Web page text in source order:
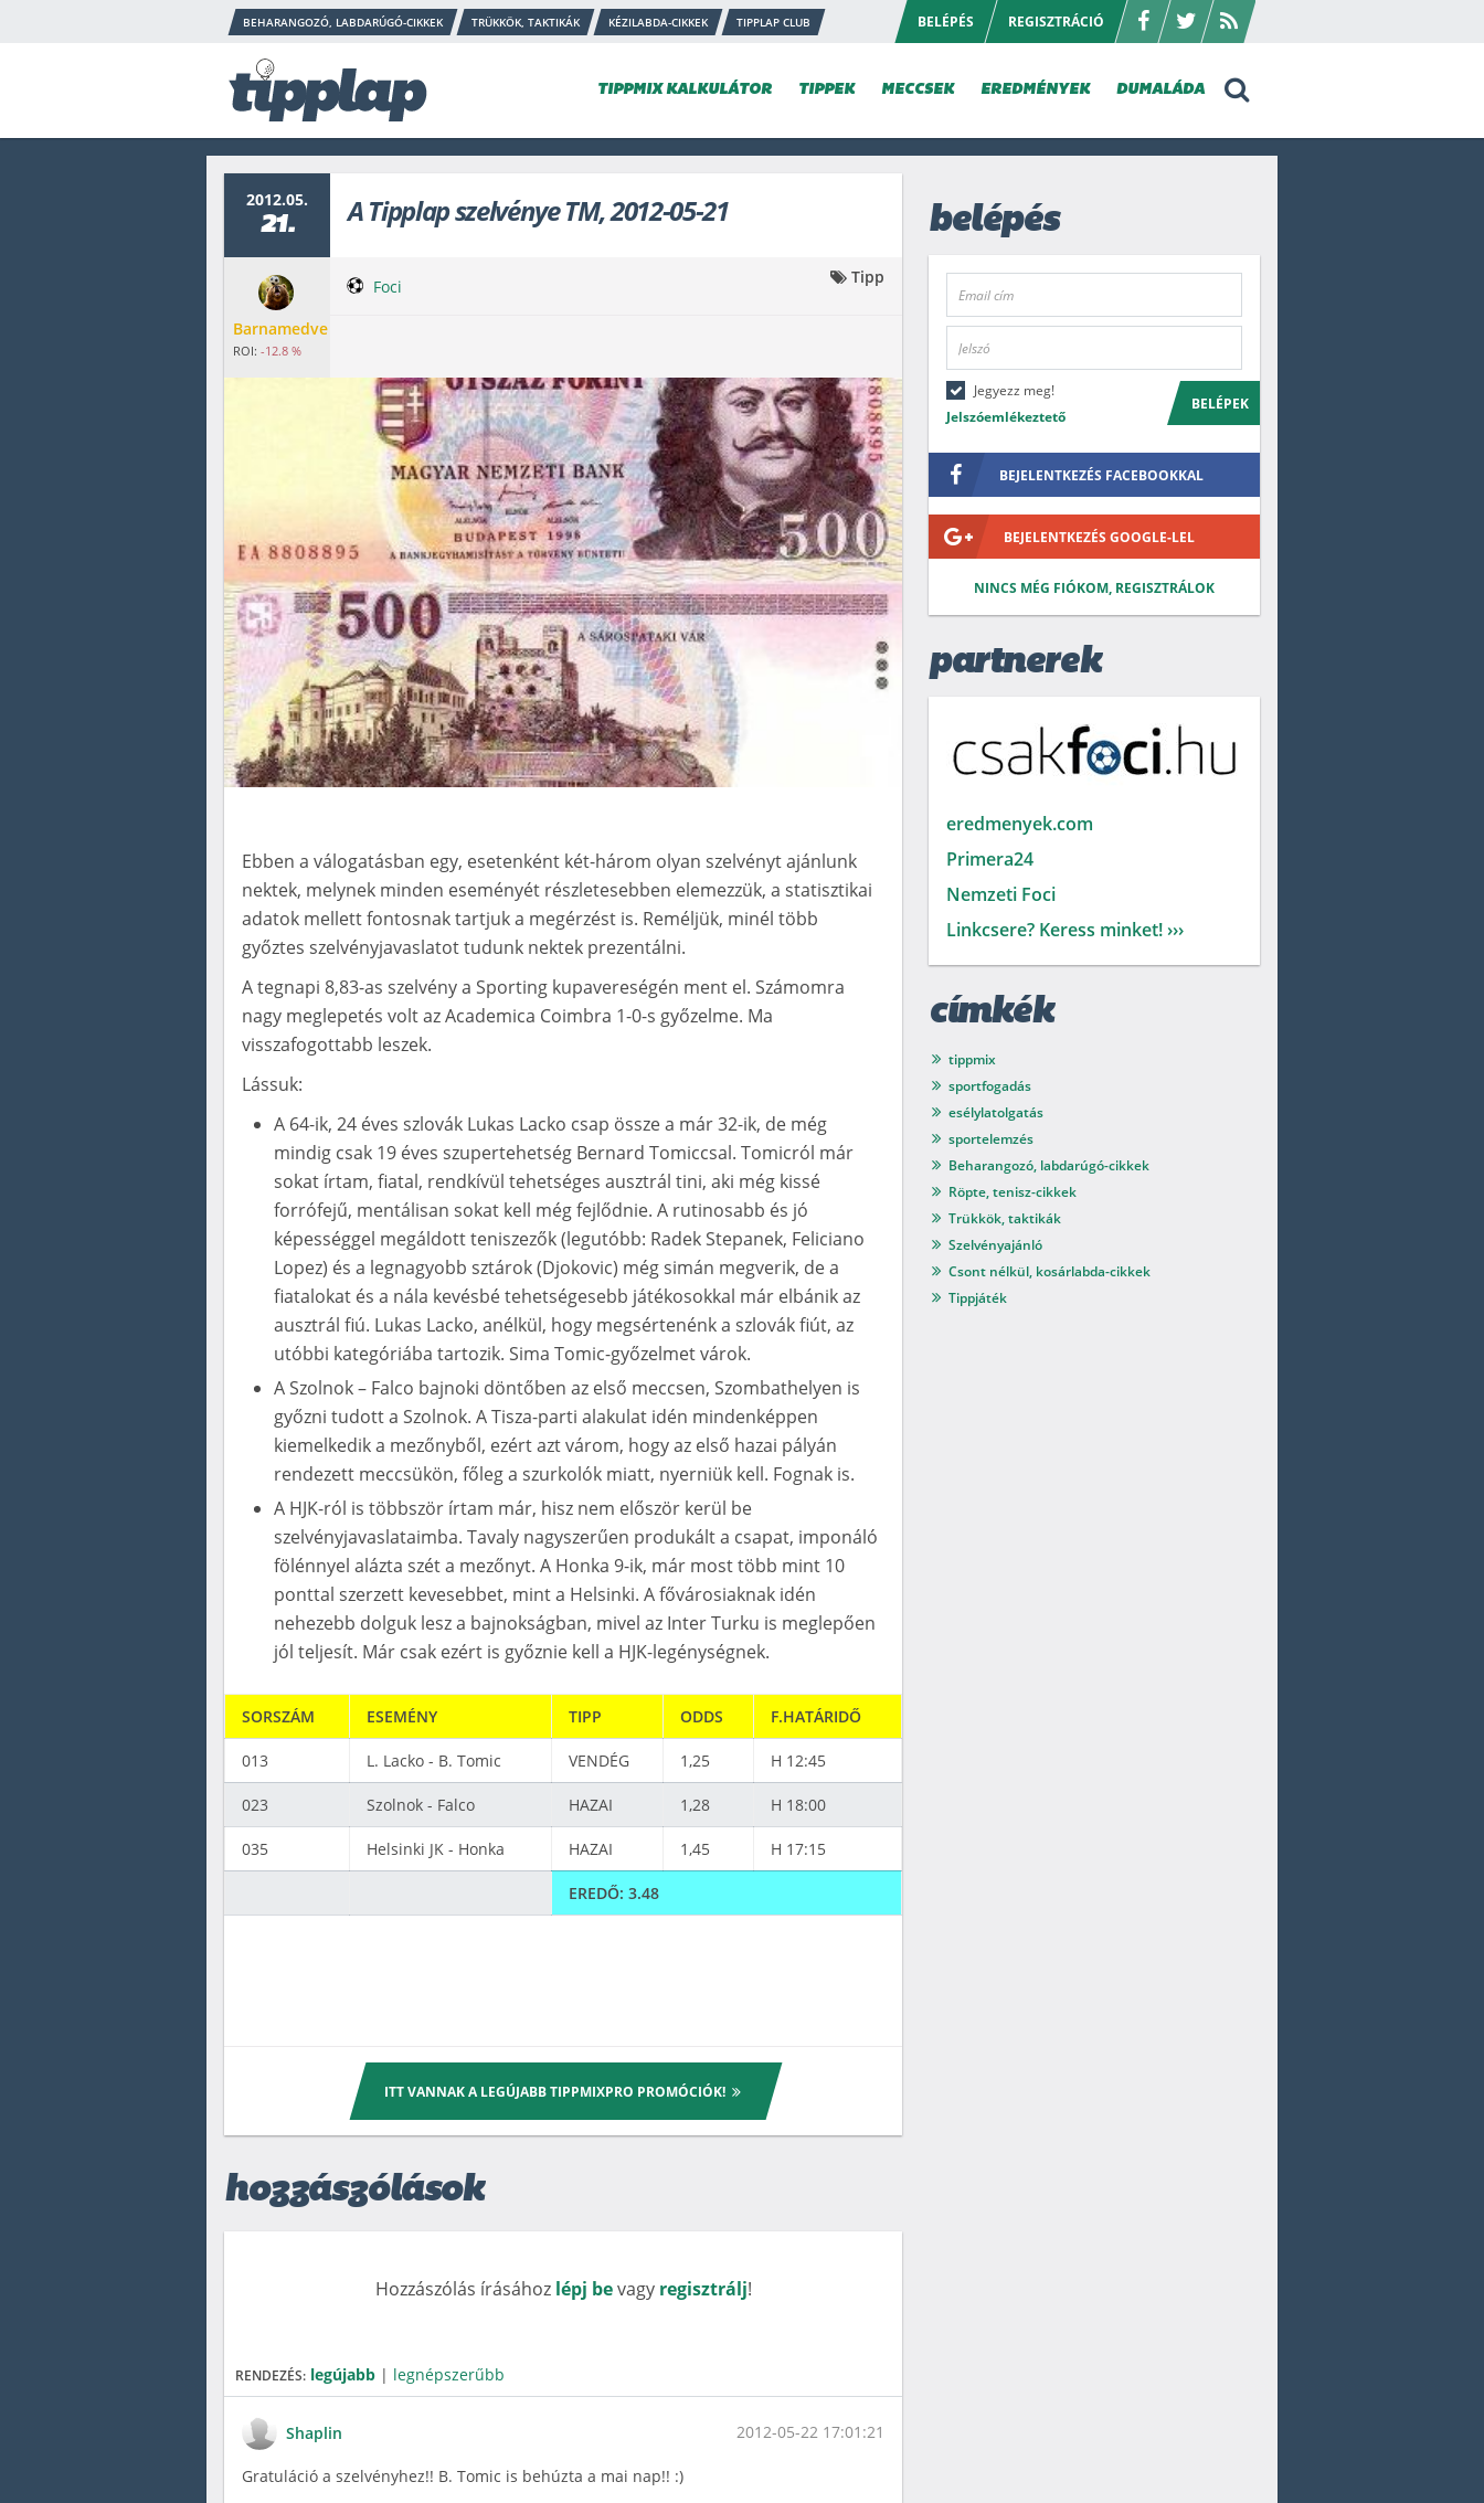
BEHARANGOZÓ, LABDARÚGÓ-CIKKEK TRÜKKÖK, TAKTIKÁK KÉZILABDA-CIKKEK TIPPLAP CLUB BELÉPÉS REGISZTRÁCIÓ
TIPPMIX KALKULÁTOR TIPPEK MECCSEK EREDMÉNYEK DUMALÁDA
2012.05.
21. A Tipplap szelvénye TM, 2012-05-21
Barnamedve
ROI: -12.8 %
Foci Tipp
Ebben a válogatásban egy, esetenként két-három olyan szelvényt ajánlunk
nektek, melynek minden eseményét részletesebben elemezzük, a statisztikai
adatok mellett fontosnak tartjuk a megérzést is. Reméljük, minél több
győztes szelvényjavaslatot tudunk nektek prezentálni.
A tegnapi 8,83-as szelvény a Sporting kupavereségén ment el. Számomra
nagy meglepetés volt az Academica Coimbra 1-0-s győzelme. Ma
visszafogottabb leszek.
Lássuk:
A 64-ik, 24 éves szlovák Lukas Lacko csap össze a már 32-ik, de még
mindig csak 19 éves szupertehetség Bernard Tomiccsal. Tomicról már
sokat írtam, fiatal, rendkívül tehetséges ausztrál tini, aki még kissé
forrófejű, mentálisan sokat kell még fejlődnie. A rutinosabb és jó
képességgel megáldott teniszezők (legutóbb: Radek Stepanek, Feliciano
Lopez) és a legnagyobb sztárok (Djokovic) még simán megverik, de a
fiatalokat és a nála kevésbé tehetségesebb játékosokkal már elbánik az
ausztrál fiú. Lukas Lacko, anélkül, hogy megsértenénk a szlovák fiút, az
utóbbi kategóriába tartozik. Sima Tomic-győzelmet várok.
A Szolnok – Falco bajnoki döntőben az első meccsen, Szombathelyen is
győzni tudott a Szolnok. A Tisza-parti alakulat idén mindenképpen
kiemelkedik a mezőnyből, ezért azt várom, hogy az első hazai pályán
rendezett meccsükön, főleg a szurkolók miatt, nyerniük kell. Fognak is.
A HJK-ról is többször írtam már, hisz nem először kerül be
szelvényjavaslataimba. Tavaly nagyszerűen produkált a csapat, imponáló
fölénnyel alázta szét a mezőnyt. A Honka 9-ik, már most több mint 10
ponttal szerzett kevesebbet, mint a Helsinki. A fővárosiaknak idén
nehezebb dolguk lesz a bajnokságban, mivel az Inter Turku is meglepően
jól teljesít. Már csak ezért is győznie kell a HJK-legénységnek.
SORSZÁM ESEMÉNY TIPP ODDS F.HATÁRIDŐ
013 L. Lacko - B. Tomic VENDÉG 1,25 H 12:45
023 Szolnok - Falco HAZAI 1,28 H 18:00
035 Helsinki JK - Honka HAZAI 1,45 H 17:15
EREDŐ: 3.48
ITT VANNAK A LEGÚJABB TIPPMIXPRO PROMÓCIÓK!
hozzászólások
Hozzászólás írásához lépj bevagy regisztrálj!
RENDEZÉS: legújabb | legnépszerűbb
Shaplin 2012-05-22 17:01:21
Gratuláció a szelvényhez!! B. Tomic is behúzta a mai nap!! :)
belépés
Jegyezz meg!
Jelszóemlékeztető
BELÉPEK
BEJELENTKEZÉS FACEBOOKKAL
BEJELENTKEZÉS GOOGLE-LEL
NINCS MÉG FIÓKOM, REGISZTRÁLOK
partnerek
eredmenyek.com
Primera24
Nemzeti Foci
Linkcsere? Keress minket! ›››
címkék
tippmix
sportfogadás
esélylatolgatás
sportelemzés
Beharangozó, labdarúgó-cikkek
Röpte, tenisz-cikkek
Trükkök, taktikák
Szelvényajánló
Csont nélkül, kosárlabda-cikkek
Tippjáték